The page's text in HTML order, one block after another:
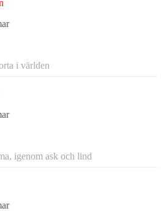
i världen
igenom ask och lind